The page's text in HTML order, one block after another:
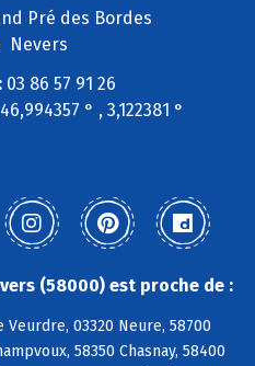
Pré des Bordes
Nevers
03 86 57 91 26
46,994357 ° , 3,122381 °
(58000) est proche de :
Veurdre, 03320 Neure, 58700
58350 Chasnay, 58400